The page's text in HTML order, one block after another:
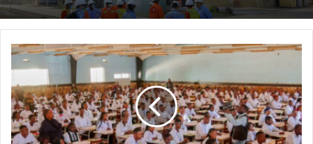
17357
Candidats,
7789
Filles,
Démarrent
les